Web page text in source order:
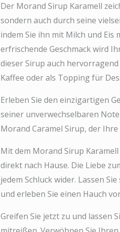
Der Morand Sirup Karamell
sondern auch durch seine
indem Sie ihn mit Milch und
erfrischende Geschmack wird
dieser Sirup auch
Kaffee oder als Topping für
Erleben Sie den einzigartigen
seiner unverwechselbaren
Morand Caramel Sirup, der
Mit dem Morand Sirup
direkt nach Hause. Die Liebe
jedem Schluck wider. Lassen
und erleben Sie einen Hauch
Greifen Sie jetzt zu und lassen